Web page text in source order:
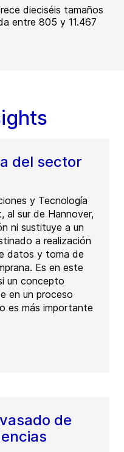
dieciséis tamaños
entre 805 y 11.467
del sector
y Tecnología
al sur de Hannover,
ni sustituye a un
a realización
datos y toma de
Es en este
un concepto
en un proceso
es más importante
de